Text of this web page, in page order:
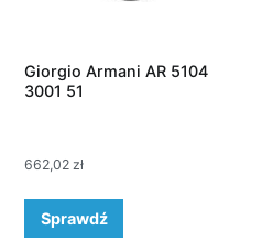
Giorgio Armani AR 5104
3001 51
662,02 zł
Sprawdź